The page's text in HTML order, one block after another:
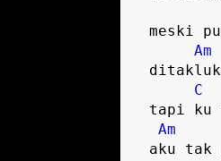
Am
C
Am